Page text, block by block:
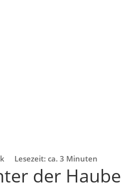
Lesezeit: ca. 3 Minuten
der Haube